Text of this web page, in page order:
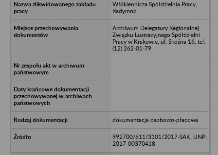
Włókiennicza Spółdzielnia Pracy,
Radymno
Archiwum Delegatury Regionalnej
Związku Lustracyjnego Spółdzielni
Pracy w Krakowie, ul. Skośna 16, tel.
(12) 262-01-79
dokumentacja osobowo-płacowa
992700/611/3101/2017-SAK, UNP:
2017-00370418